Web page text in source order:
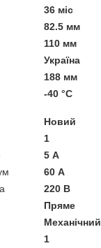
36 міс
82.5 мм
110 мм
Україна
188 мм
-40 °С
Новий
1
5 А
60 А
220 В
Пряме
Механічний
1